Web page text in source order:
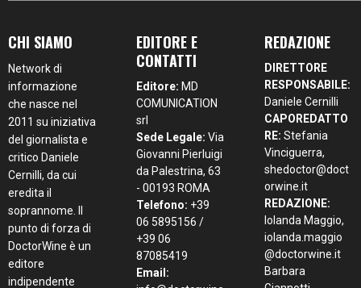
CHI SIAMO
Network di
informazione
che nasce nel
2011 su iniziativa
del giornalista e
critico Daniele
Cernilli, da cui
eredita il
soprannome. Il
punto di forza di
DoctorWine è un
editore
indipendente
EDITORE E
CONTATTI
Editore: MD
COMUNICATION
srl
Sede Legale: Via
Giovanni Pierluigi
da Palestrina, 63
- 00193 ROMA
Telefono: +39
06 5895156 /
+39 06
87085419
Email:
REDAZIONE
DIRETTORE
RESPONSABILE:
Daniele Cernilli
CAPOREDATTO
RE: Stefania
Vinciguerra,
shedoctor@doct
orwine.it
REDAZIONE:
Iolanda Maggio,
iolanda.maggio
@doctorwine.it
Barbara